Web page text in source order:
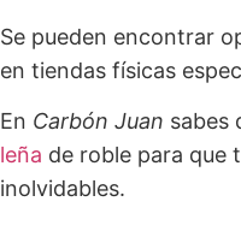
Se pueden encontrar
en tiendas físicas
En Carbón Juan sabes
leña de roble para que
inolvidables.